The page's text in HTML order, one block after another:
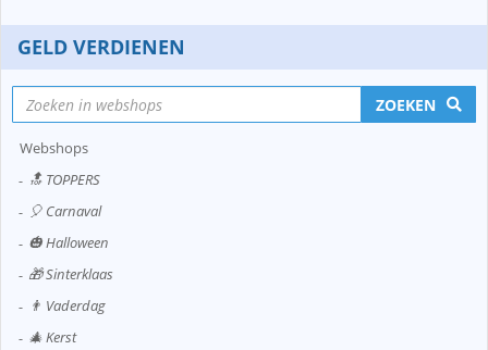
GELD VERDIENEN
ZOEKEN
Webshops
🔝 TOPPERS
🎈 Carnaval
🎃 Halloween
🎁 Sinterklaas
👨 Vaderdag
🎄 Kerst